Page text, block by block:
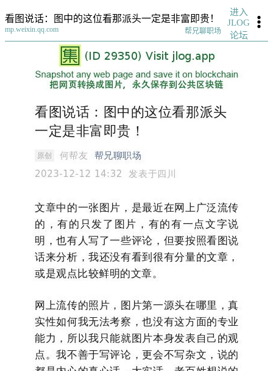
看图说话：图中的这位看那派头一定是非富即贵！
mp.weixin.qq.com 帮兄聊职场
进入
JLOG
论坛